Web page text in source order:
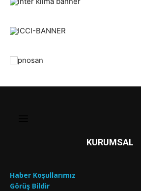
KURUMSAL
Haber Koşullarımız
Görüş Bildir